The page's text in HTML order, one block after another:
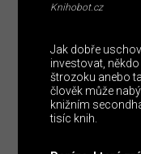
Knihobot.cz
Jak dobře
investovat,
štrozoku anebo
člověk může
knižním
tisíc knih.